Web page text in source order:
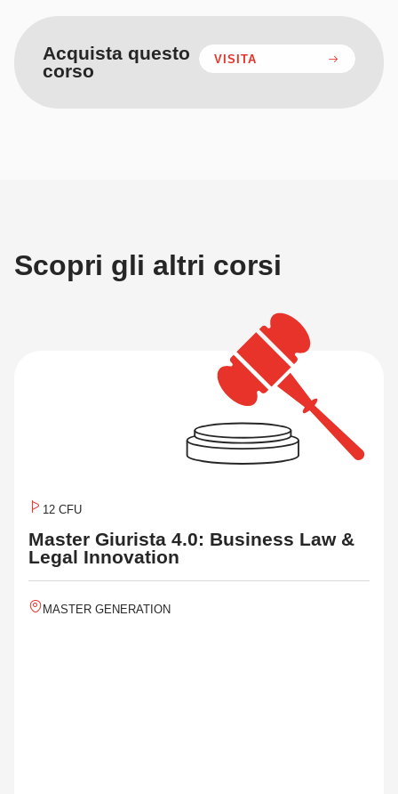
Acquista questo
corso
VISITA
Scopri gli altri corsi
12 CFU
Master Giurista 4.0: Business Law &
Legal Innovation
MASTER GENERATION